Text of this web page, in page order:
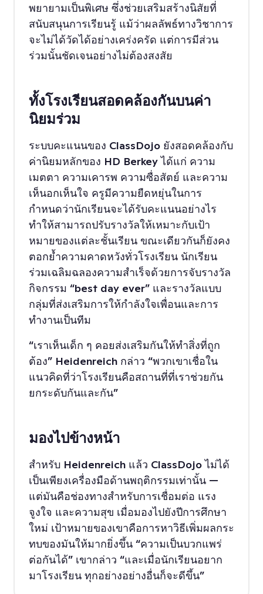
พยายามเป็นพิเศษ ซึ่งช่วยเสริมสร้างนิสัยที่
สนับสนุนการเรียนรู้ แม้ว่าผลลัพธ์ทางวิชาการ
จะไม่ได้วัดได้อย่างเคร่งครัด แต่การมีส่วน
ร่วมนั้นชัดเจนอย่างไม่ต้องสงสัย
ทั้งโรงเรียนสอดคล้องกันบนค่า
นิยมร่วม
ระบบคะแนนของ ClassDojo ยังสอดคล้องกับ
ค่านิยมหลักของ HD Berkey ได้แก่ ความ
เมตตา ความเคารพ ความซื่อสัตย์ และความ
เห็นอกเห็นใจ ครูมีความยืดหยุ่นในการ
กำหนดว่านักเรียนจะได้รับคะแนนอย่างไร
ทำให้สามารถปรับรางวัลให้เหมาะกับเป้า
หมายของแต่ละชั้นเรียน ขณะเดียวกันก็ยังคง
ตอกย้ำความคาดหวังทั่วโรงเรียน นักเรียน
ร่วมเฉลิมฉลองความสำเร็จด้วยการจับรางวัล
กิจกรรม “best day ever” และรางวัลแบบ
กลุ่มที่ส่งเสริมการให้กำลังใจเพื่อนและการ
ทำงานเป็นทีม
“เราเห็นเด็ก ๆ คอยส่งเสริมกันให้ทำสิ่งที่ถูก
ต้อง” Heidenreich กล่าว “พวกเขาเชื่อใน
แนวคิดที่ว่าโรงเรียนคือสถานที่ที่เราช่วยกัน
ยกระดับกันและกัน”
มองไปข้างหน้า
สำหรับ Heidenreich แล้ว ClassDojo ไม่ได้
เป็นเพียงเครื่องมือด้านพฤติกรรมเท่านั้น —
แต่มันคือช่องทางสำหรับการเชื่อมต่อ แรง
จูงใจ และความสุข เมื่อมองไปยังปีการศึกษา
ใหม่ เป้าหมายของเขาคือการหาวิธีเพิ่มผลกระ
ทบของมันให้มากยิ่งขึ้น “ความเป็นบวกแพร่
ต่อกันได้” เขากล่าว “และเมื่อนักเรียนอยาก
มาโรงเรียน ทุกอย่างอย่างอื่นก็จะดีขึ้น”